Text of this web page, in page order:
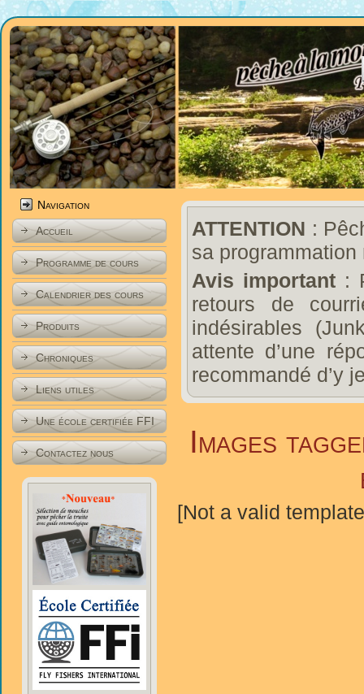
Navigation
Accueil
Programme de cours
Calendrier des cours
Produits
Chroniques
Liens utiles
Une école certifiée FFI
Contactez nous
ATTENTION :
sa
Avis important :
retours de
indésirables
attente d’une
recommandé d’y
Images
[Not a valid